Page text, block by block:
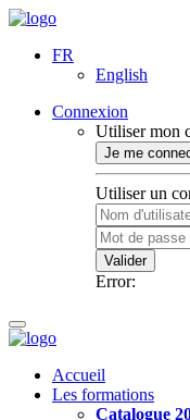
FR
English
Connexion
Utiliser mon
Je me
Utiliser un
Valider
Error:
Accueil
Les formations
Catalogue